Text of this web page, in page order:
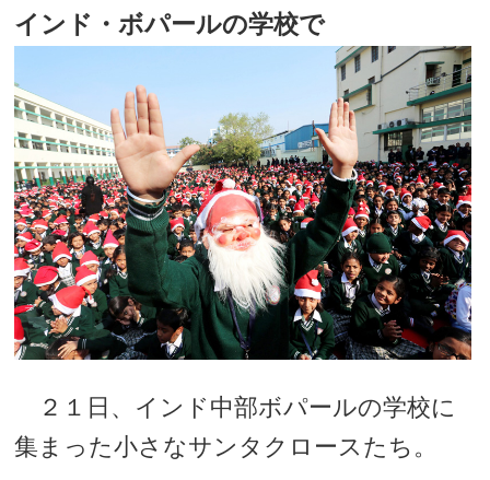
インド・ボパールの学校で
２１日、インド中部ボパールの学校に
集まった小さなサンタクロースたち。